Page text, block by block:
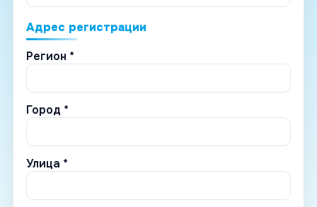
Адрес регистрации
Регион *
Город *
Улица *